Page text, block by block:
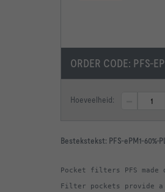
ORDER CODE: PFS-
Hoeveelheid:
Bestekstekst: PFS-ePM1-60%-